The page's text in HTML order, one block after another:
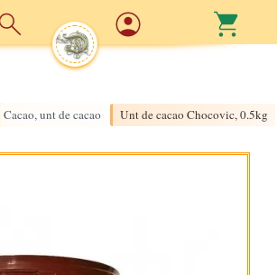
Cacao, unt de cacao Unt de cacao Chocovic, 0.5kg